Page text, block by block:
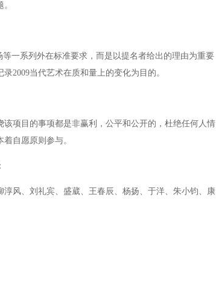
一系列外在标准要求，而是以提名者给出的理由为重要
2009当代艺术在质和量上的变化为目的。
项目的事项都是非赢利，公平和公开的，杜绝任何人情
自愿原则参与。
风、刘礼宾、盛葳、王春辰、杨扬、于洋、朱小钧、康